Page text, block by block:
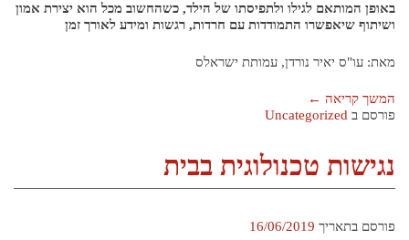
באופן המותאם לגילו ולתפיסתו של הילד, כשהחשוב מכל הוא יצירת אמון
ושיתוף שיאפשרו התמודדות עם חרדות, רגשות ומידע לאורך זמן
מאת: עו"ס יאיר נורדן, עמותת ישראלס
המשך קריאה ←
פורסם ב Uncategorized
נגישות טכנולוגית בבית
פורסם בתאריך 16/06/2019